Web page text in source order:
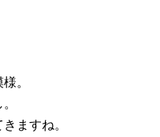
。
ますね。